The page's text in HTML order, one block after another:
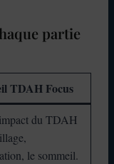
partie
TDAH Focus
du TDAH
le sommeil.